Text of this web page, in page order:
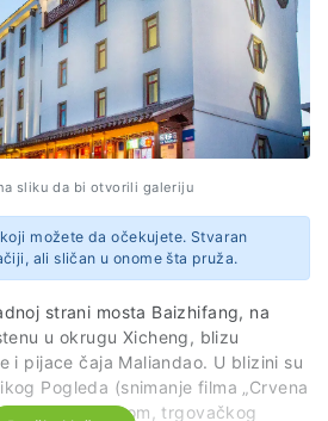
sliku da bi otvorili galeriju
možete da očekujete. Stvaran
ali sličan u onome šta pruža.
strani mosta Baizhifang, na
u okrugu Xicheng, blizu
i pijace čaja Maliandao. U blizini su
Pogleda (snimanje filma „Crvena
hranom, trgovačkog